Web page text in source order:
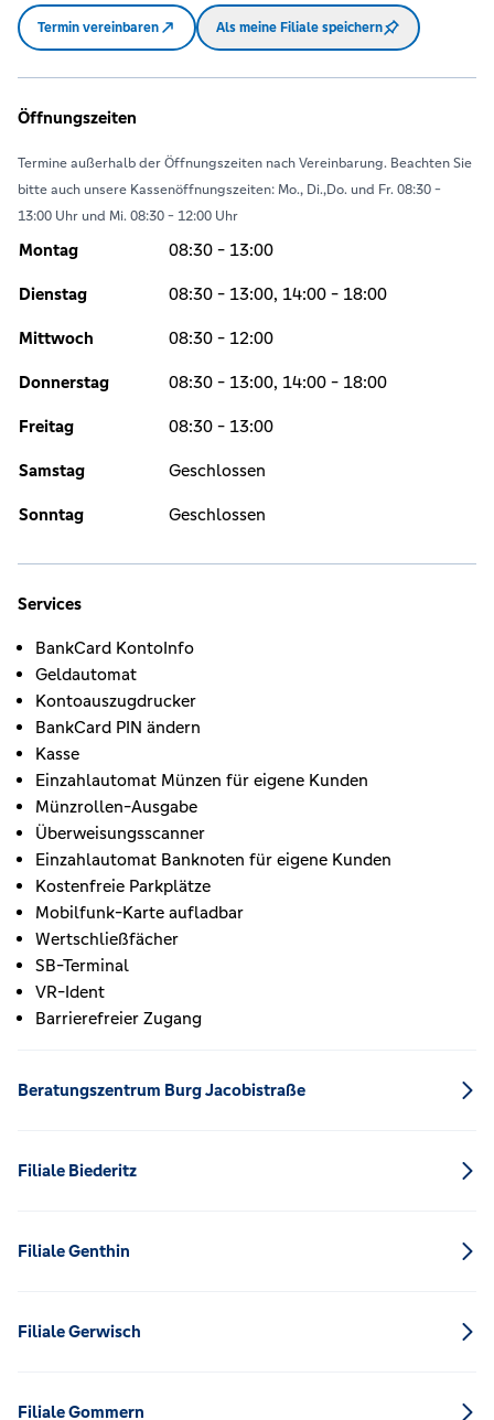
Termin vereinbaren Als meine Filiale speichern
Öffnungszeiten
Termine außerhalb der Öffnungszeiten nach Vereinbarung. Beachten Sie
bitte auch unsere Kassenöffnungszeiten: Mo., Di.,Do. und Fr. 08:30 -
13:00 Uhr und Mi. 08:30 - 12:00 Uhr
Montag 08:30 - 13:00
Dienstag 08:30 - 13:00, 14:00 - 18:00
Mittwoch 08:30 - 12:00
Donnerstag 08:30 - 13:00, 14:00 - 18:00
Freitag 08:30 - 13:00
Samstag Geschlossen
Sonntag Geschlossen
Services
BankCard KontoInfo
Geldautomat
Kontoauszugdrucker
BankCard PIN ändern
Kasse
Einzahlautomat Münzen für eigene Kunden
Münzrollen-Ausgabe
Überweisungsscanner
Einzahlautomat Banknoten für eigene Kunden
Kostenfreie Parkplätze
Mobilfunk-Karte aufladbar
Wertschließfächer
SB-Terminal
VR-Ident
Barrierefreier Zugang
Beratungszentrum Burg Jacobistraße
Filiale Biederitz
Filiale Genthin
Filiale Gerwisch
Filiale Gommern